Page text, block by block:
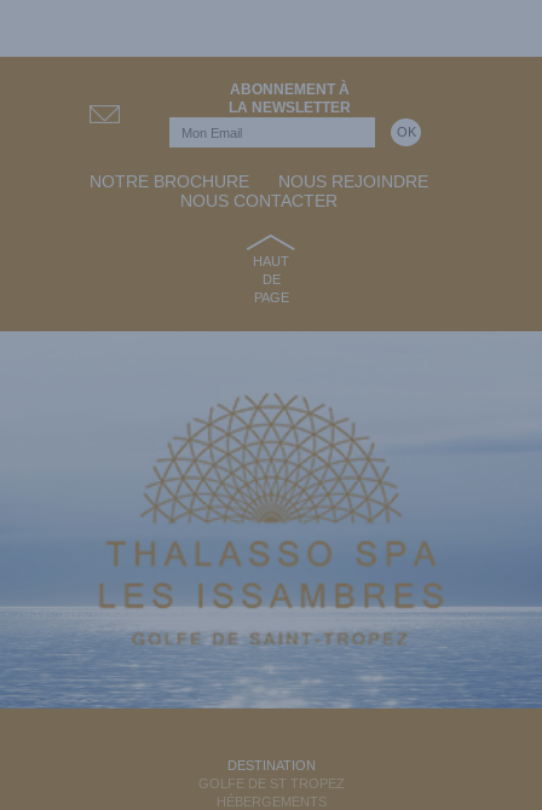
ABONNEMENT À
LA NEWSLETTER
NOTRE BROCHURE
NOUS REJOINDRE
NOUS CONTACTER
HAUT
DE
PAGE
DESTINATION
GOLFE DE ST TROPEZ
HÉBERGEMENTS